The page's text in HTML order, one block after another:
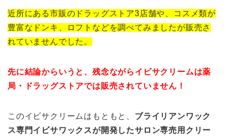
近所にある市販のドラッグストア3店舗や、コスメ類が
豊富なドンキ、ロフトなどを調べてみましたが販売さ
れていませんでした。
先に結論からいうと、残念ながらイビサクリームは薬
局・ドラッグストアでは販売されていません！
このイビサクリームはもともと、 ブライリアンワック
ス専門イビサワックスが開発したサロン専売用クリー